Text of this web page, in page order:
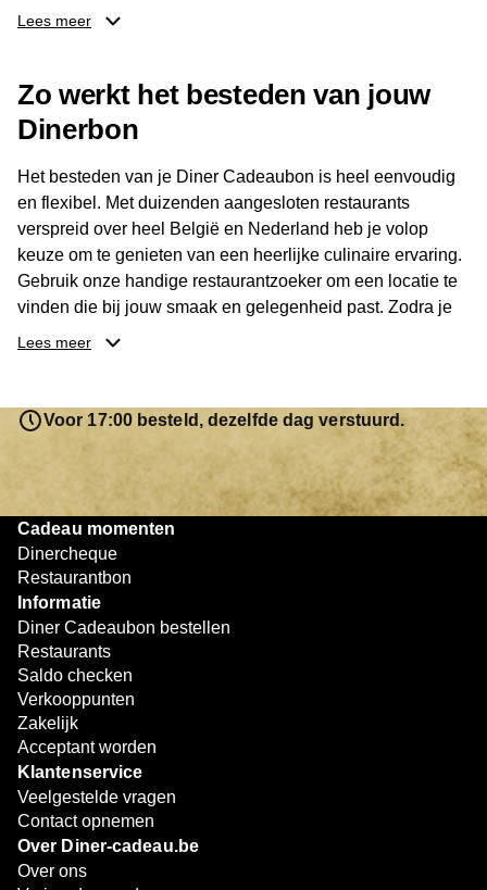
en gastronomische locaties: er is voor ieder wat wils.
buurt, bijvoorbeeld in Brussel, Antwerpen, Gent of Brugge.
De ontvanger kiest zelf waar en wanneer er wordt genoten
van deze culinaire ervaring. Zo is de Diner Cadeaubon
niet alleen een diner, maar een bijzondere belevenis.
Lees meer
Zo werkt het besteden van jouw
Dinerbon
Het besteden van je Diner Cadeaubon is heel eenvoudig
en flexibel. Met duizenden aangesloten restaurants
verspreid over heel België en Nederland heb je volop
keuze om te genieten van een heerlijke culinaire ervaring.
Gebruik onze handige restaurantzoeker om een locatie te
vinden die bij jouw smaak en gelegenheid past. Zodra je
je keuze hebt gemaakt, kun je eenvoudig reserveren en na
resterende bedrag blijft gewoon op de bon staan en kan
later worden gebruikt. Zo geniet je keer op keer van
bijzondere eetmomenten.
Lees meer
Voor 17:00 besteld, dezelfde dag verstuurd.
Cadeau momenten
Dinercheque
Restaurantbon
Informatie
Diner Cadeaubon bestellen
Restaurants
Saldo checken
Verkooppunten
Zakelijk
Acceptant worden
Klantenservice
Veelgestelde vragen
Contact opnemen
Over Diner-cadeau.be
Over ons